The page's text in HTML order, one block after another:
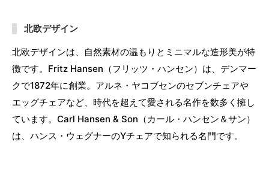
北欧デザイン
北欧デザインは、自然素材の温もりとミニマルな造形美が特
徴です。Fritz Hansen（フリッツ・ハンセン）は、デンマー
クで1872年に創業。アルネ・ヤコブセンのセブンチェアや
エッグチェアなど、時代を超えて愛される名作を数多く擁し
ています。Carl Hansen & Son（カール・ハンセン＆サン）
は、ハンス・ウェグナーのYチェアで知られる名門です。